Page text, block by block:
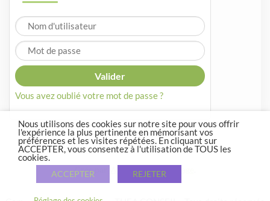
Vous avez oublié votre mot de passe ?
Crée par WordPressetCourage
Nous utilisons des cookies sur notre site pour vous offrir
l'expérience la plus pertinente en mémorisant vos
préférences et les visites répétées. En cliquant sur
ACCEPTER, vous consentez à l'utilisation de TOUS les
cookies.
ACCEPTER
REJETER